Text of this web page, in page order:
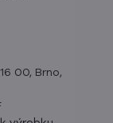
00, Brno,